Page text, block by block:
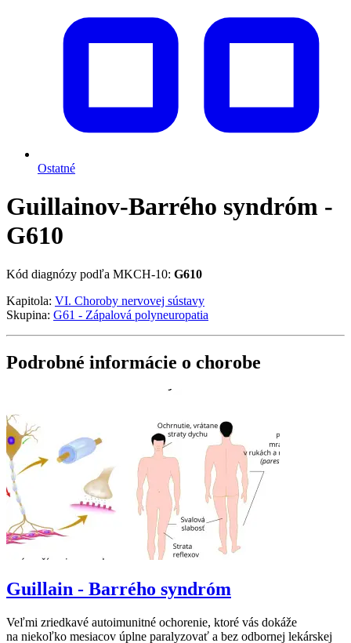
Ostatné
Guillainov-Barrého syndróm -
G610
Kód diagnózy podľa MKCH-10: G610
Kapitola: VI. Choroby nervovej sústavy
Skupina: G61 - Zápalová polyneuropatia
Podrobné informácie o chorobe
Guillain - Barrého syndróm
Veľmi zriedkavé autoimunitné ochorenie, ktoré vás dokáže
na niekoľko mesiacov úplne paralyzovať a bez odbornej lekárskej